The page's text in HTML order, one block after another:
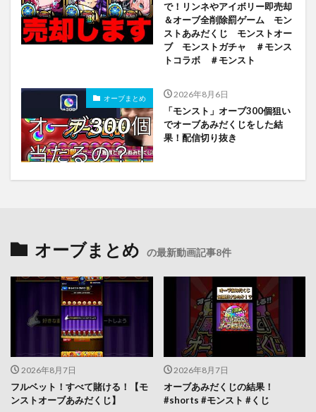
で！リンネやアイボリー即売却
＆オーブ全削除罰ゲーム モン
ストあみだくじ モンストオー
ブ モンストガチャ ＃モンス
トコラボ ＃モンスト
オーブまとめ 2026年8月6日
「モンスト」オーブ300個狙い
でオーブあみだくじをした結
果！配信切り抜き
オーブまとめ の最新動画記事8件
2026年8月7日
フルベット！すべて賭ける！【モ
ンストオーブあみだくじ】
2026年8月7日
オーブあみだくじの結果！
#shorts #モンスト #くじ